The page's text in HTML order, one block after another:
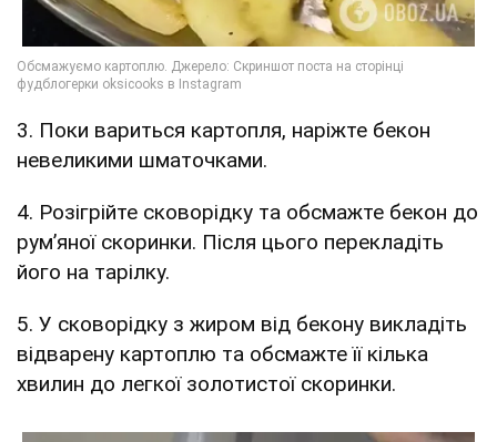
3. Поки вариться картопля, наріжте бекон
невеликими шматочками.
4. Розігрійте сковорідку та обсмажте бекон до
рум’яної скоринки. Після цього перекладіть
його на тарілку.
5. У сковорідку з жиром від бекону викладіть
відварену картоплю та обсмажте її кілька
хвилин до легкої золотистої скоринки.